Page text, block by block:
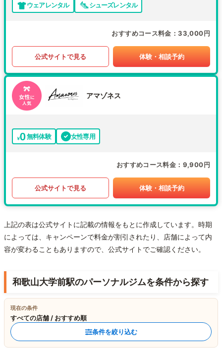
ウェアレンタル
シューズレンタル
おすすめコース料金 33,000円
公式サイトで見る 体験・相談予約
アマゾネス
無料体験 女性専用
おすすめコース料金 9,900円
公式サイトで見る 体験・相談予約
上記の表は公式サイトに記載の情報をもとに作成しています。時期
によっては、キャンペーンで料金が割引されたり、店舗によって内
容が変わることもありますので、公式サイトでご確認ください。
和歌山大学前駅のパーソナルジムを条件から探す
現在の条件
すべての店舗 / おすすめ順
条件を絞り込む